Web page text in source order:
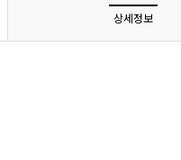
상세정보